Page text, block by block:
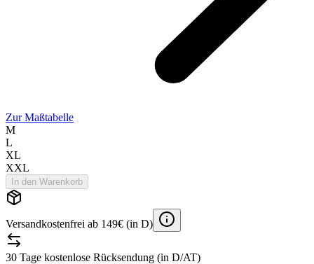
Zur Maßtabelle
M
L
XL
XXL
In den Warenkorb
Versandkostenfrei ab 149€ (in D)
30 Tage kostenlose Rücksendung (in D/AT)